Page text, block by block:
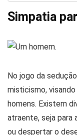
Simpatia
No jogo da
misticismo,
homens. Existem
atraente, seja para
ou despertar o